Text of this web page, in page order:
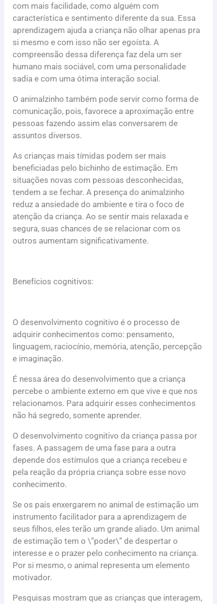
com mais facilidade, como alguém com
característica e sentimento diferente da sua. Essa
aprendizagem ajuda a criança não olhar apenas pra
si mesmo e com isso não ser egoísta. A
compreensão dessa diferença faz dela um ser
humano mais sociável, com uma personalidade
sadia e com uma ótima interação social.
O animalzinho também pode servir como forma de
comunicação, pois, favorece a aproximação entre
pessoas fazendo assim elas conversarem de
assuntos diversos.
As crianças mais tímidas podem ser mais
beneficiadas pelo bichinho de estimação. Em
situações novas com pessoas desconhecidas,
tendem a se fechar. A presença do animalzinho
reduz a ansiedade do ambiente e tira o foco de
atenção da criança. Ao se sentir mais relaxada e
segura, suas chances de se relacionar com os
outros aumentam significativamente.
Benefícios cognitivos:
O desenvolvimento cognitivo é o processo de
adquirir conhecimentos como: pensamento,
linguagem, raciocínio, memória, atenção, percepção
e imaginação.
É nessa área do desenvolvimento que a criança
percebe o ambiente externo em que vive e que nos
relacionamos. Para adquirir esses conhecimentos
não há segredo, somente aprender.
O desenvolvimento cognitivo da criança passa por
fases. A passagem de uma fase para a outra
depende dos estímulos que a criança recebeu e
pela reação da própria criança sobre esse novo
conhecimento.
Se os pais enxergarem no animal de estimação um
instrumento facilitador para a aprendizagem de
seus filhos, eles terão um grande aliado. Um animal
de estimação tem o \”poder\” de despertar o
interesse e o prazer pelo conhecimento na criança.
Por si mesmo, o animal representa um elemento
motivador.
Pesquisas mostram que as crianças que interagem,